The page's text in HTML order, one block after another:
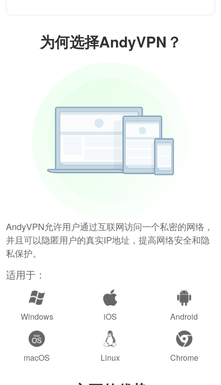
为何选择AndyVPN？
AndyVPN允许用户通过互联网访问一个私密的网络，
并且可以隐匿用户的真实IP地址，提高网络安全和隐
私保护。
适用于：
Windows iOS Android
macOS Linux Chrome